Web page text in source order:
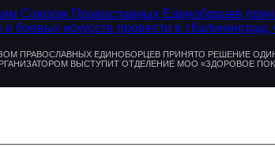
Союзом Православных Единоборцев
боевых искусств провести в
ПРАВОСЛАВНЫХ ЕДИНОБОРЦЕВ ПРИНЯТО РЕШЕНИЕ
ВЫСТУПИТ ОТДЕЛЕНИЕ МОО «ЗДОРОВОЕ